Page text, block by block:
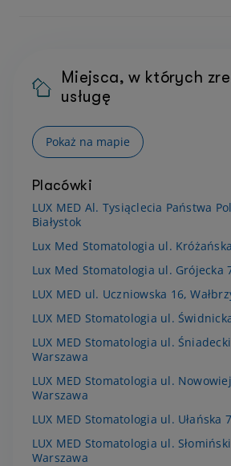
Miejsca, w których
usługę
Pokaż na mapie
Placówki
LUX MED Al. Tysiąclecia Państwa
Białystok
Lux Med Stomatologia ul.
Lux Med Stomatologia ul. Grójecka
LUX MED ul. Uczniowska 16,
LUX MED Stomatologia ul.
LUX MED Stomatologia ul.
Warszawa
LUX MED Stomatologia ul.
Warszawa
LUX MED Stomatologia ul. Ułańska
LUX MED Stomatologia ul.
Warszawa